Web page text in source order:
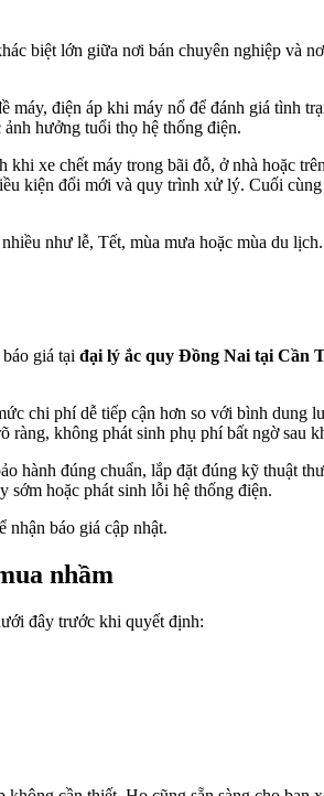
biệt lớn giữa nơi bán chuyên nghiệp và
điện áp khi máy nổ để đánh giá tình
hưởng tuổi thọ hệ thống điện.
xe chết máy trong bãi đỗ, ở nhà hoặc
kiện đổi mới và quy trình xử lý. Cuối
như lễ, Tết, mùa mưa hoặc mùa du
giá tại đại lý ắc quy Đồng Nai tại Cần
chi phí dễ tiếp cận hơn so với bình dung
ràng, không phát sinh phụ phí bất ngờ sau
hành đúng chuẩn, lắp đặt đúng kỹ thuật
sớm hoặc phát sinh lỗi hệ thống điện.
báo giá cập nhật.
nhầm
đây trước khi quyết định: